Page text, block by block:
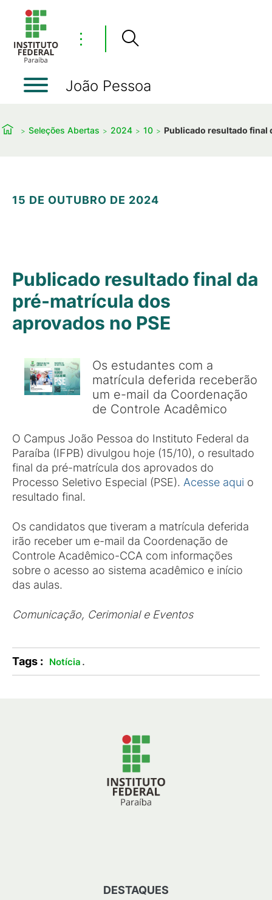
⋮
João Pessoa
Seleções Abertas 2024 10 Publicado resultado final
15 DE OUTUBRO DE 2024
Publicado resultado final da
pré-matrícula dos
aprovados no PSE
Os estudantes com a
matrícula deferida receberão
um e-mail da Coordenação
de Controle Acadêmico
O Campus João Pessoa do Instituto Federal da
Paraíba (IFPB) divulgou hoje (15/10), o resultado
final da pré-matrícula dos aprovados do
Processo Seletivo Especial (PSE). Acesse aqui o
resultado final.
Os candidatos que tiveram a matrícula deferida
irão receber um e-mail da Coordenação de
Controle Acadêmico-CCA com informações
sobre o acesso ao sistema acadêmico e início
das aulas.
Comunicação, Cerimonial e Eventos
Tags : Notícia .
DESTAQUES